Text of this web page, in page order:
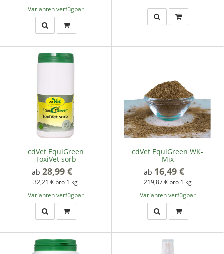
Varianten verfügbar
cdVet EquiGreen
ToxiVet sorb
ab 28,99 €
32,21 € pro 1 kg
Varianten verfügbar
cdVet EquiGreen WK-
Mix
ab 16,49 €
219,87 € pro 1 kg
Varianten verfügbar